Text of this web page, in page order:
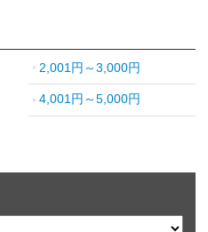
2,001円～3,000円
4,001円～5,000円